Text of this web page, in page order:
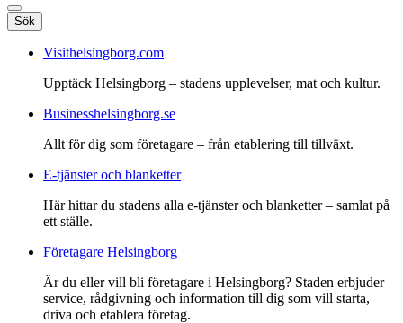
Sök
Visithelsingborg.com
Upptäck Helsingborg – stadens upplevelser, mat och kultur.
Businesshelsingborg.se
Allt för dig som företagare – från etablering till tillväxt.
E-tjänster och blanketter
Här hittar du stadens alla e-tjänster och blanketter – samlat på
ett ställe.
Företagare Helsingborg
Är du eller vill bli företagare i Helsingborg? Staden erbjuder
service, rådgivning och information till dig som vill starta,
driva och etablera företag.